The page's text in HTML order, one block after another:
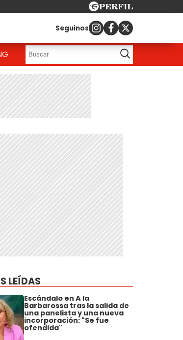
Seguinos
LEÍDAS
Escándalo en A la
Barbarossa tras la salida de
una panelista y una nueva
incorporación: "Se fue
ofendida"